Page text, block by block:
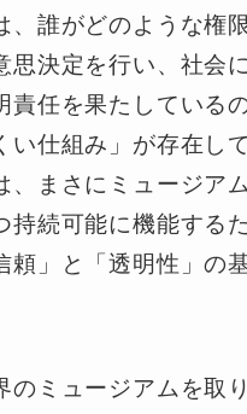
、誰がどのような権
思決定を行い、社会
責任を果たしている
い仕組み」が存在し
、まさにミュージア
持続可能に機能する
頼」と「透明性」の
のミュージアムを取